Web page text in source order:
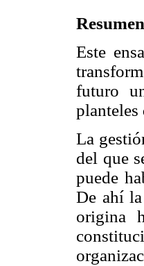
Resumen
Este
futuro
planteles
La
del que
puede
De ahí
origina